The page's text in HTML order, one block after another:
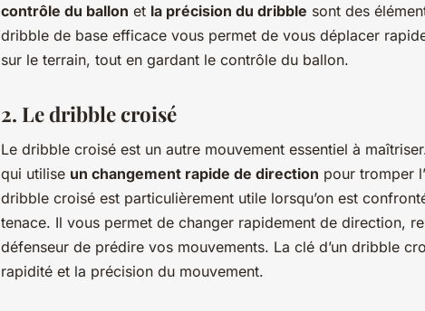
contrôle du ballon et la précision du dribble sont des
dribble de base efficace vous permet de vous déplacer
sur le terrain, tout en gardant le contrôle du ballon.
2. Le dribble croisé
Le dribble croisé est un autre mouvement essentiel à
qui utilise un changement rapide de direction pour tromper
dribble croisé est particulièrement utile lorsqu’on est
tenace. Il vous permet de changer rapidement de direction,
défenseur de prédire vos mouvements. La clé d’un dribble
rapidité et la précision du mouvement.